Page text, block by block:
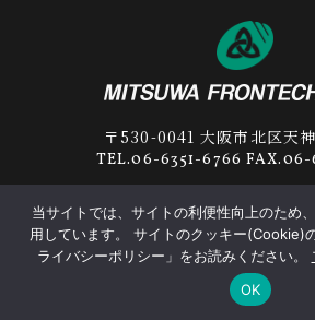
〒530-0041 大阪市北区天
TEL.06-6351-6766 FAX.06-
プライバシーポリシー サプ
MITSUWA FRONTECH
当サイトでは、サイトの利便性向上のため
用しています。 サイトのクッキー(Cookie)
ライバシーポリシー」をお読みください。
OK